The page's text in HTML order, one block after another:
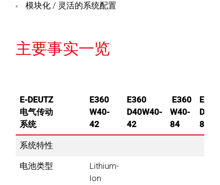
模块化 / 灵活的系统配置
主要事实一览
E-DEUTZ
电气传动
系统
E360
W40-
42
E360
D40W40-
42
E360
W40-
84
E360
84
系统特性
电池类型
Lithium-
Ion